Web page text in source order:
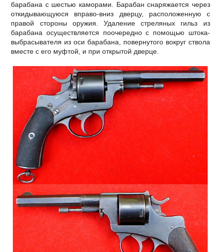
барабана с шестью каморами. Барабан снаряжается через
откидывающуюся вправо-вниз дверцу, расположенную с
правой стороны оружия. Удаление стреляных гильз из
барабана осуществляется поочередно с помощью штока-
выбрасывателя из оси барабана, повернутого вокруг ствола
вместе с его муфтой, и при открытой дверце.